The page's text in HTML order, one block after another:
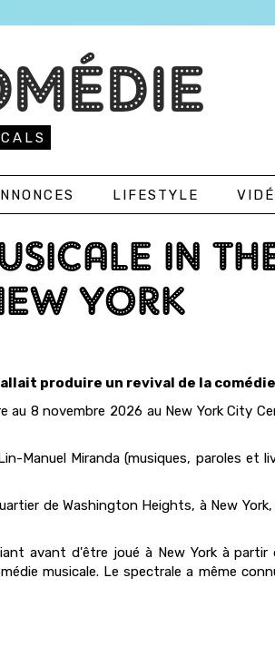
LIFESTYLE
IN
YORK
produire un revival de la
8 novembre 2026 au New York City
Manuel Miranda (musiques, paroles et
de Washington Heights, à New
avant d'être joué à New York à
musicale. Le spectrale a même